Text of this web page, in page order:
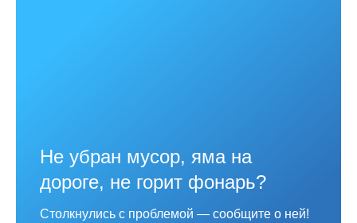
Не убран мусор, яма на
дороге, не горит фонарь?
Столкнулись с проблемой — сообщите о ней!